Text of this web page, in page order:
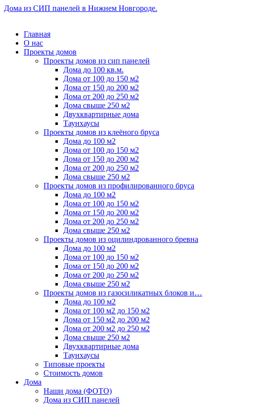
Дома из СИП панелей в Нижнем Новгороде.
Главная
О нас
Проекты домов
Проекты домов из сип панелей
Дома до 100 кв.м.
Дома от 100 до 150 м2
Дома от 150 до 200 м2
Дома от 200 до 250 м2
Дома свыше 250 м2
Двухквартирные дома
Таунхаусы
Проекты домов из клеёного бруса
Дома до 100 м2
Дома от 100 до 150 м2
Дома от 150 до 200 м2
Дома от 200 до 250 м2
Дома свыше 250 м2
Проекты домов из профилированного бруса
Дома до 100 м2
Дома от 100 до 150 м2
Дома от 150 до 200 м2
Дома от 200 до 250 м2
Дома свыше 250 м2
Проекты домов из оцилиндрованного бревна
Дома до 100 м2
Дома от 100 до 150 м2
Дома от 150 до 200 м2
Дома от 200 до 250 м2
Дома свыше 250 м2
Проекты домов из газосиликатных блоков и…
Дома до 100 м2
Дома от 100 м2 до 150 м2
Дома от 150 м2 до 200 м2
Дома от 200 м2 до 250 м2
Дома свыше 250 м2
Двухквартирные дома
Таунхаусы
Типовые проекты
Стоимость домов
Дома
Наши дома (ФОТО)
Дома из СИП панелей